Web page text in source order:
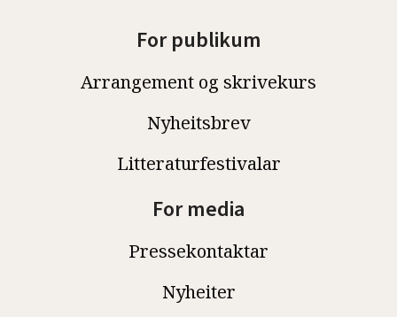
For publikum
Arrangement og skrivekurs
Nyheitsbrev
Litteraturfestivalar
For media
Pressekontaktar
Nyheiter